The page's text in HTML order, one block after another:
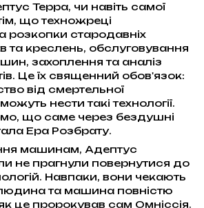
Терра, чи навіть самої
тім, що техножреці
розкопки стародавніх
та креслень, обслуговування
захоплення та аналіз
Це їх священний обов'язок:
від смертельної
нести такі технології.
що саме через бездушні
Ера Розбрату.
машинам, Адептус
не прагнули повернутися до
Навпаки, вони чекають
та машина повністю
це пророкував сам Омніссія.